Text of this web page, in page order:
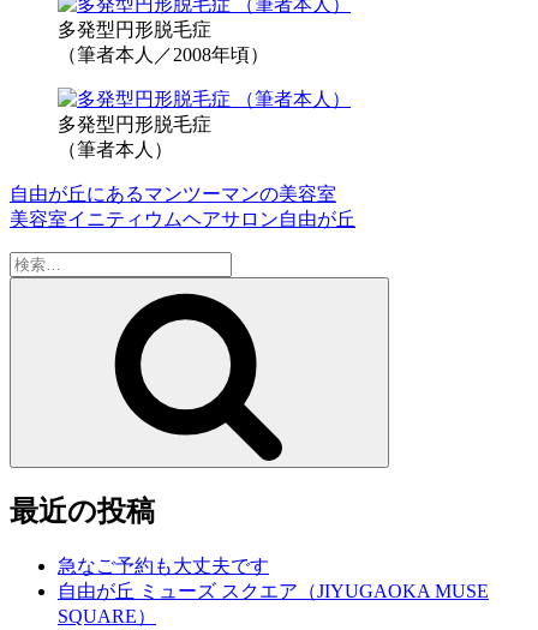
多発型円形脱毛症
（筆者本人／2008年頃）
多発型円形脱毛症
（筆者本人）
自由が丘にあるマンツーマンの美容室
美容室イニティウムヘアサロン自由が丘
検
索:
最近の投稿
急なご予約も大丈夫です
自由が丘 ミューズ スクエア（JIYUGAOKA MUSE
SQUARE）